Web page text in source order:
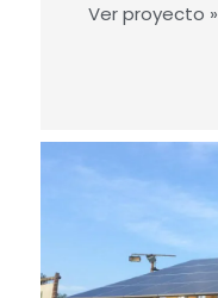
Ver proyecto »